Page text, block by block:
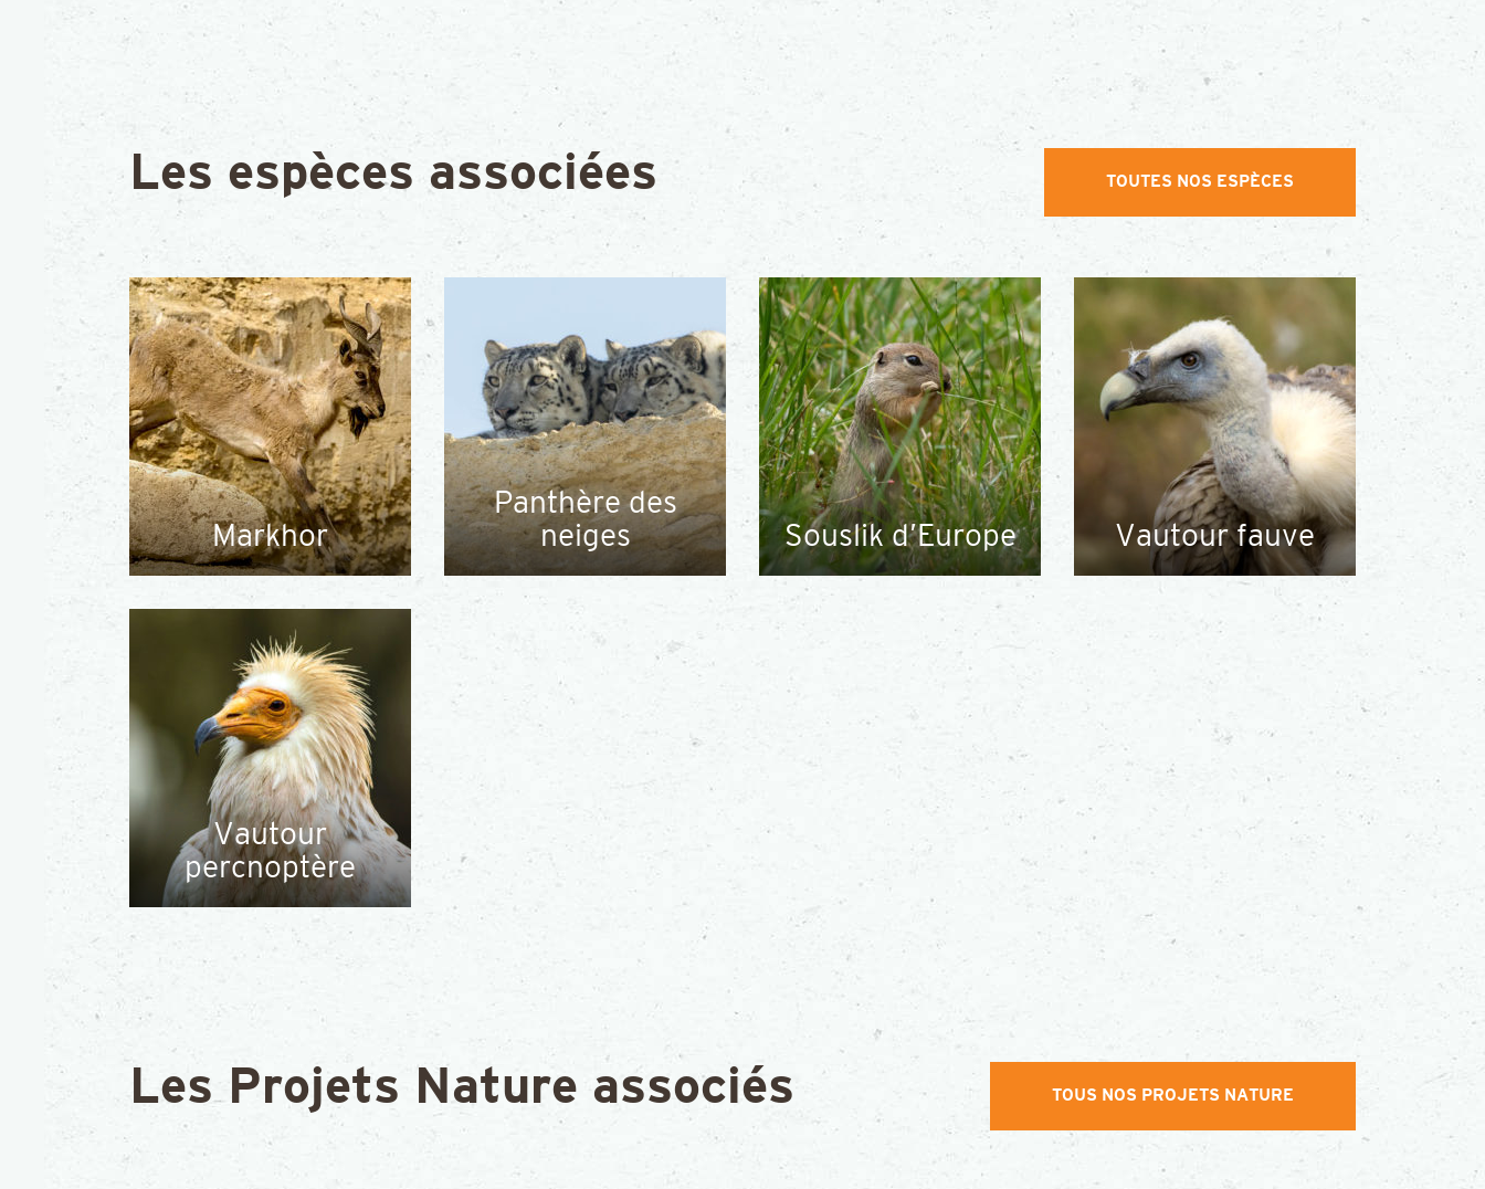
TOUTES NOS ESPÈCES
Les espèces associées
Markhor
Panthère des
neiges
Souslik d’Europe Vautour fauve
Vautour
percnoptère
TOUS NOS PROJETS NATURE
Les Projets Nature associés